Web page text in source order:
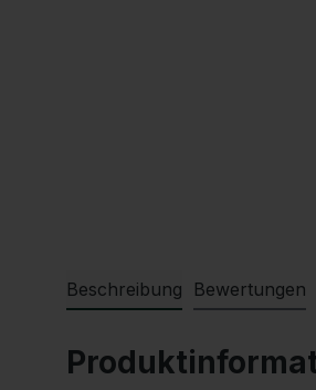
Beschreibung Bewertungen